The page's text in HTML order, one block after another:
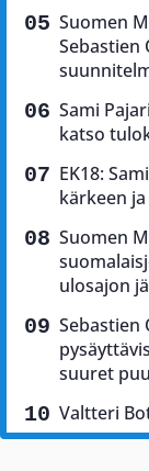
Suomen
Sebastien
Sami
katso
EK18:
kärkeen
Suomen
ulosajon
suuret
Valtteri